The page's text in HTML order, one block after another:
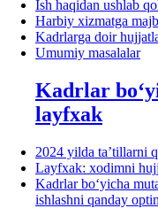
Ish haqidan ushlab
Harbiy хizmatga
Kadrlarga doir
Umumiy masalalar
Kadrlar
layfхak
2024 yilda ta’tillarni
Layfхak: хodimni
Kadrlar boʻyicha
ishlashni qanday